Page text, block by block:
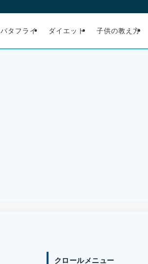
バタフライ ダイエット 子供の教え方
クロールメニュー